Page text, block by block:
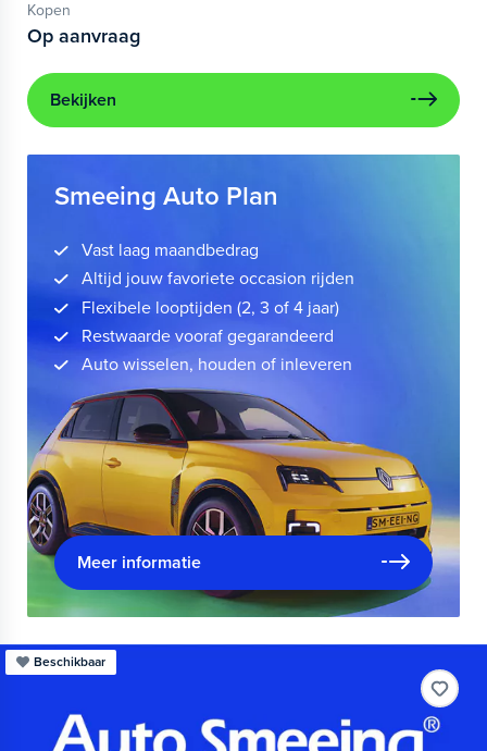
Kopen
Op aanvraag
Bekijken
Smeeing Auto Plan
Vast laag maandbedrag
Altijd jouw favoriete occasion rijden
Flexibele looptijden (2, 3 of 4 jaar)
Restwaarde vooraf gegarandeerd
Auto wisselen, houden of inleveren
Meer informatie
Beschikbaar